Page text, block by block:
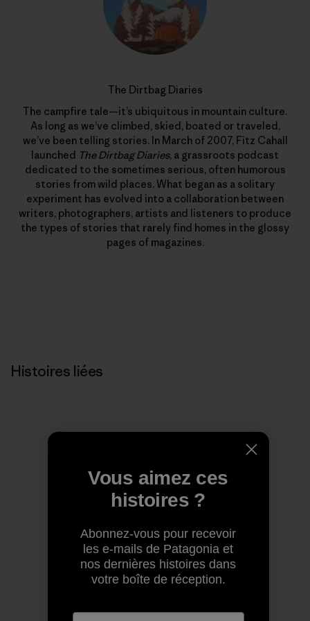
The Dirtbag Diaries
The campfire tale—it’s ubiquitous in mountain culture.
As long as we’ve climbed, skied, boated or traveled,
we’ve been telling stories. In March of 2007, Fitz Cahall
launched The Dirtbag Diaries, a grassroots podcast
dedicated to the sometimes serious, often humorous
stories from wild places. What began as a solitary
experiment has evolved into a collaboration between
writers, photographers, artists and listeners to produce
the types of stories that rarely find homes in the glossy
pages of magazines.
Histoires liées
Vous aimez ces
histoires ?
Abonnez-vous pour recevoir
les e-mails de Patagonia et
nos dernières histoires dans
votre boîte de réception.